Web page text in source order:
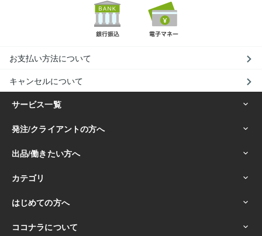
お支払い方法について
キャンセルについて